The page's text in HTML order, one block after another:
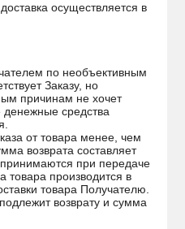
осуществляется в
по необъективным
Заказу, но
причинам не хочет
денежные средства
от товара менее, чем
возврата составляет
при передаче
товара производится в
товара Получателю.
возврату и сумма